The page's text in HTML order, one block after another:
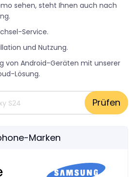
sehen, steht Ihnen auch nach
Service.
und Nutzung.
von Android-Geräten mit unserer
Lösung.
Prüfen
Marken